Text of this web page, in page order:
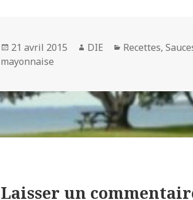
Publié
le
21 avril 2015 Auteur
DIE Catégories
Recettes,
mayonnaise
Laisser un